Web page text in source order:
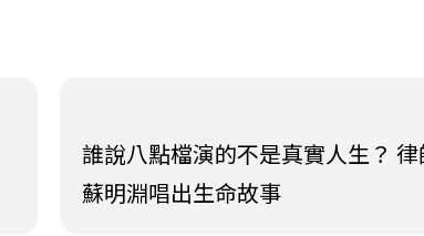
誰說八點檔演的不是真實人生？
蘇明淵唱出生命故事